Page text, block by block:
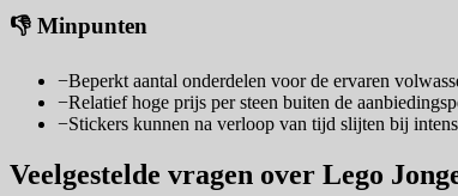
👎 Minpunten
−Beperkt aantal onderdelen voor de ervaren
−Relatief hoge prijs per steen buiten de
−Stickers kunnen na verloop van tijd slijten bij
Veelgestelde vragen over Lego